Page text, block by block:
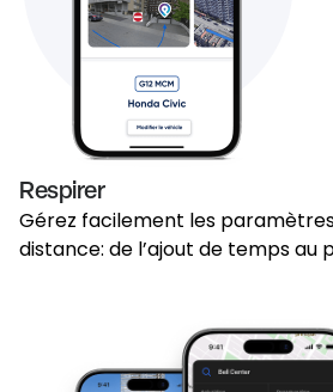
Respirer
Gérez facilement les
distance: de l’ajout de temps au